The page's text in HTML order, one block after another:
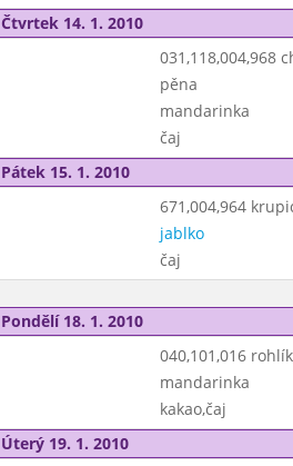
Čtvrtek 14. 1. 2010
031,118,004,968
pěna
mandarinka
čaj
Pátek 15. 1. 2010
671,004,964
jablko
čaj
Pondělí 18. 1. 2010
040,101,016
mandarinka
kakao,čaj
Úterý 19. 1. 2010